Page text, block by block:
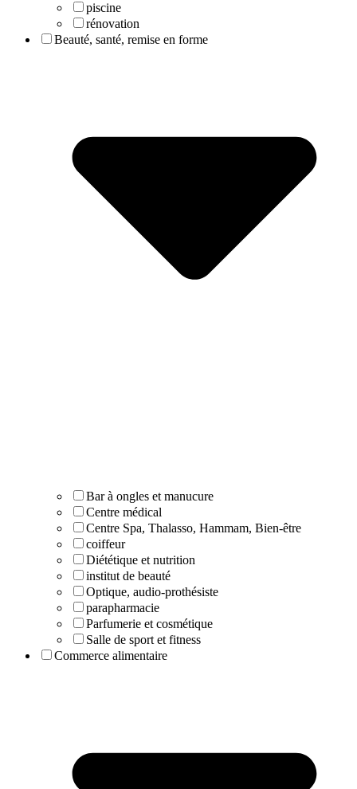
piscine
rénovation
Beauté, santé, remise en forme
Bar à ongles et manucure
Centre médical
Centre Spa, Thalasso, Hammam, Bien-être
coiffeur
Diététique et nutrition
institut de beauté
Optique, audio-prothésiste
parapharmacie
Parfumerie et cosmétique
Salle de sport et fitness
Commerce alimentaire